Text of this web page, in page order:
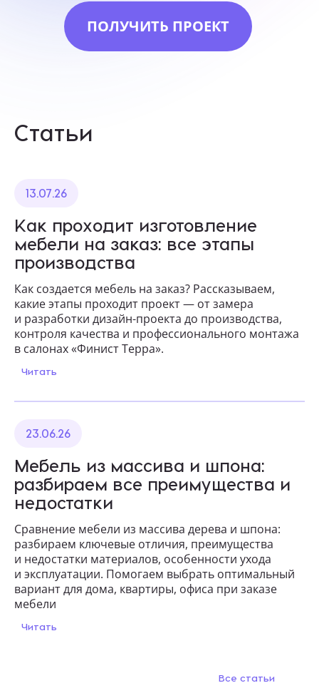
ПОЛУЧИТЬ ПРОЕКТ
Статьи
13.07.26
Как проходит изготовление
мебели на заказ: все этапы
производства
Как создается мебель на заказ? Рассказываем,
какие этапы проходит проект — от замера
и разработки дизайн-проекта до производства,
контроля качества и профессионального монтажа
в салонах «Финист Терра».
Читать
23.06.26
Мебель из массива и шпона:
разбираем все преимущества и
недостатки
Сравнение мебели из массива дерева и шпона:
разбираем ключевые отличия, преимущества
и недостатки материалов, особенности ухода
и эксплуатации. Помогаем выбрать оптимальный
вариант для дома, квартиры, офиса при заказе
мебели
Читать
Все статьи